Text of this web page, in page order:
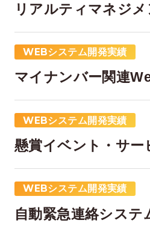
在宅率
%
2026年7月時点 2026
リアルティマネジメ
WEBシステム開発実績
マイナンバー関連
WEBシステム開発実績
懸賞イベント・サー
WEBシステム開発実績
自動緊急連絡システ